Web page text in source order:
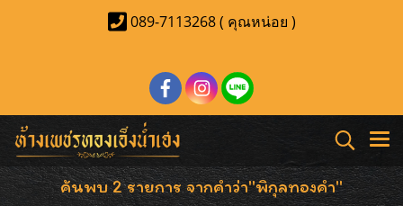
089-7113268 ( คุณหน่อย )
ค้นพบ 2 รายการ จากคำว่า"พิกุลทองคำ"